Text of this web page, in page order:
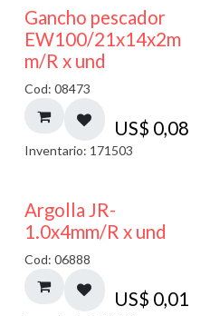
Gancho pescador
EW100/21x14x2m
m/R x und
Cod: 08473
US$ 0,08
Inventario: 171503
Argolla JR-
1.0x4mm/R x und
Cod: 06888
US$ 0,01